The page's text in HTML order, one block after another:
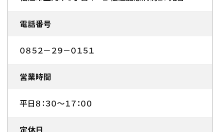
電話番号
０８５２－２９－０１５１
営業時間
平日８：３０～１７：００
定休日